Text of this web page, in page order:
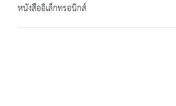
หนังสืออิเล็กทรอนิกส์